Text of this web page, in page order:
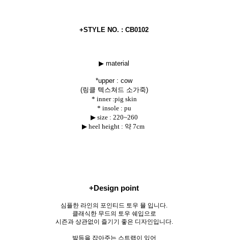
+STYLE NO. : CB0102
▶ material
*upper : cow
(링클 텍스쳐드 소가죽)
* inner :pig skin
* insole : pu
▶ size : 220~260
▶ heel height : 약 7cm
+Design point
심플한 라인의 포인티드 토우 뮬 입니다.
클래식한 무드의 토우 쉐입으로
시즌과 상관없이 즐기기 좋은 디자인입니다.
발등을 잡아주는 스트랩이 있어